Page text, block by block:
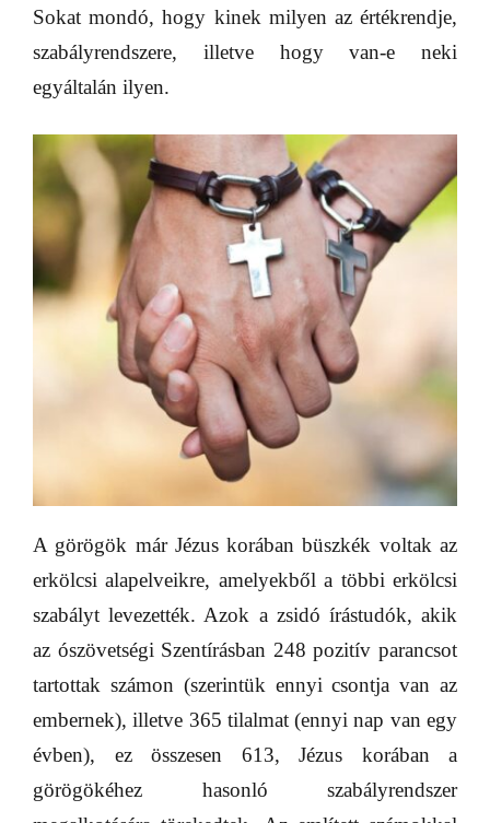
Sokat mondó, hogy kinek milyen az értékrendje,
szabályrendszere, illetve hogy van-e neki
egyáltalán ilyen.
A görögök már Jézus korában büszkék voltak az
erkölcsi alapelveikre, amelyekből a többi erkölcsi
szabályt levezették. Azok a zsidó írástudók, akik
az ószövetségi Szentírásban 248 pozitív parancsot
tartottak számon (szerintük ennyi csontja van az
embernek), illetve 365 tilalmat (ennyi nap van egy
évben), ez összesen 613, Jézus korában a
görögökéhez hasonló szabályrendszer